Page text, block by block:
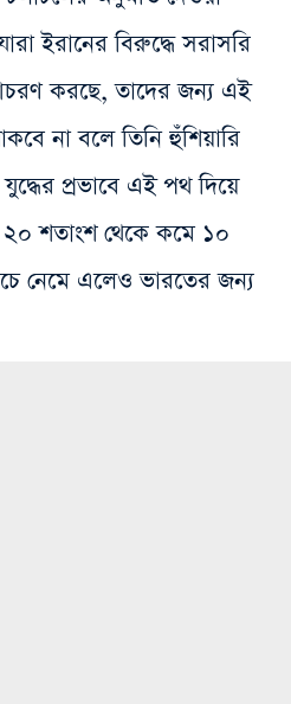
ইরানের বিরুদ্ধে সরাসরি
করছে, তাদের জন্য এই
না বলে তিনি হুঁশিয়ারি
প্রভাবে এই পথ দিয়ে
শতাংশ থেকে কমে ১০
নেমে এলেও ভারতের জন্য